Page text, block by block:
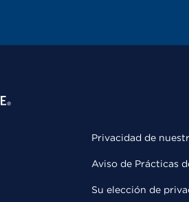
Privacidad de
Aviso de Prácticas
Su elección de